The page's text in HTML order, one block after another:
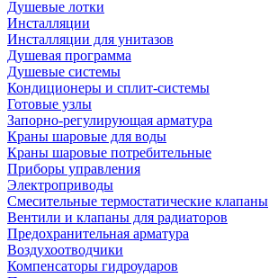
Душевые лотки
Инсталляции
Инсталляции для унитазов
Душевая программа
Душевые системы
Кондиционеры и сплит-системы
Готовые узлы
Запорно-регулирующая арматура
Краны шаровые для воды
Краны шаровые потребительные
Приборы управления
Электроприводы
Смесительные термостатические клапаны
Вентили и клапаны для радиаторов
Предохранительная арматура
Воздухоотводчики
Компенсаторы гидроударов